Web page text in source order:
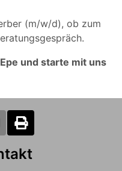
(m/w/d), ob zum
und starte mit uns